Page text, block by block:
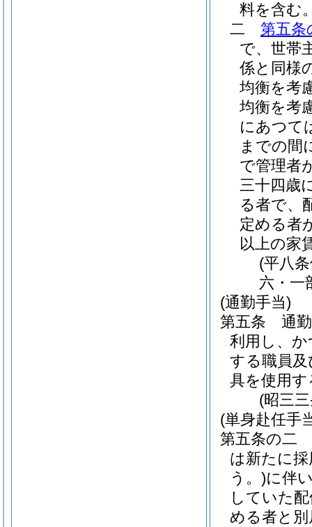
料を含む
二
第五条
で、世帯
係と同様
均衡を考
均衡を考
にあつて
までの間
で管理者
三十四歳
る者で、
定める者
以上の家
(平八
六・一
(通勤手当)
第五条
通
利用し、
する職員
具を使用
(昭三
(単身赴任手
第五条の二
は新たに
う。)に伴
していた
める者と